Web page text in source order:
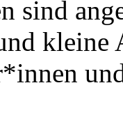
sind
kleine